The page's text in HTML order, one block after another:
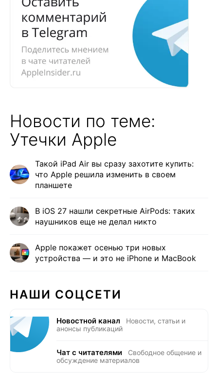
Новости по теме:
Утечки Apple
Такой iPad Air вы сразу захотите купить:
что Apple решила изменить в своем
планшете
В iOS 27 нашли секретные AirPods: таких
наушников еще не делал никто
Apple покажет осенью три новых
устройства — и это не iPhone и MacBook
НАШИ СОЦСЕТИ
Новостной канал
Новости, статьи и
анонсы публикаций
Чат с читателями
Свободное общение и
обсуждение материалов